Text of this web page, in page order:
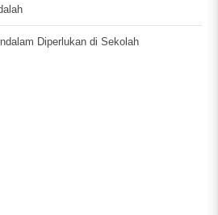
Diperlukan di Sekolah